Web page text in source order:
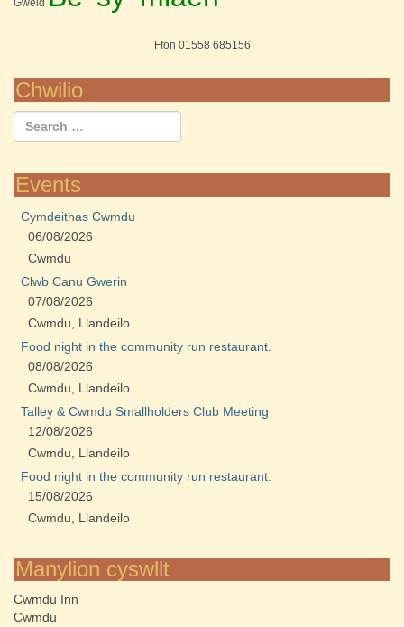
Gweld
Ffon 01558 685156
Chwilio
Events
Cymdeithas Cwmdu
06/08/2026
Cwmdu
Clwb Canu Gwerin
07/08/2026
Cwmdu, Llandeilo
Food night in the community run restaurant.
08/08/2026
Cwmdu, Llandeilo
Talley & Cwmdu Smallholders Club Meeting
12/08/2026
Cwmdu, Llandeilo
Food night in the community run restaurant.
15/08/2026
Cwmdu, Llandeilo
Manylion cyswllt
Cwmdu Inn
Cwmdu